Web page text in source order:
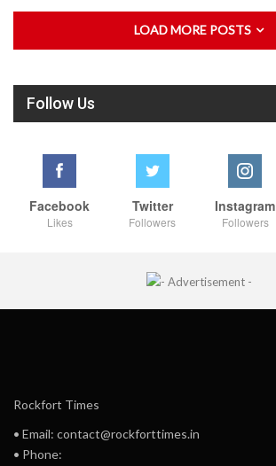
LOAD MORE POSTS
Follow Us
Facebook
Likes
Twitter
Followers
Instagram
Followers
Rockfort Times
• Email: contact@rockforttimes.in
• Phone: